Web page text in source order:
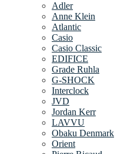
Adler
Anne Klein
Atlantic
Casio
Casio Classic
EDIFICE
Grade Ruhla
G-SHOCK
Interclock
JVD
Jordan Kerr
LAVVU
Obaku Denmark
Orient